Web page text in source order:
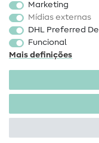
Acessórios de costura
Promoção
Marketing
Mídias externas
DHL Preferred
Funcional
Mais definições
condições
Direito
Direitos de autor 2026